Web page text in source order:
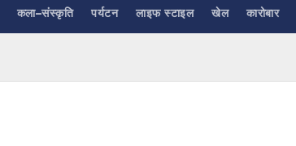
कला–संस्कृति पर्यटन लाइफ स्टाइल खेल कारोबार